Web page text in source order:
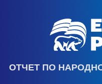
ОТЧЕТ ПО